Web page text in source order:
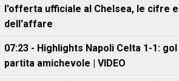
l'offerta ufficiale al Chelsea, le cifre
dell'affare
07:23 - Highlights Napoli Celta 1-1:
partita amichevole | VIDEO